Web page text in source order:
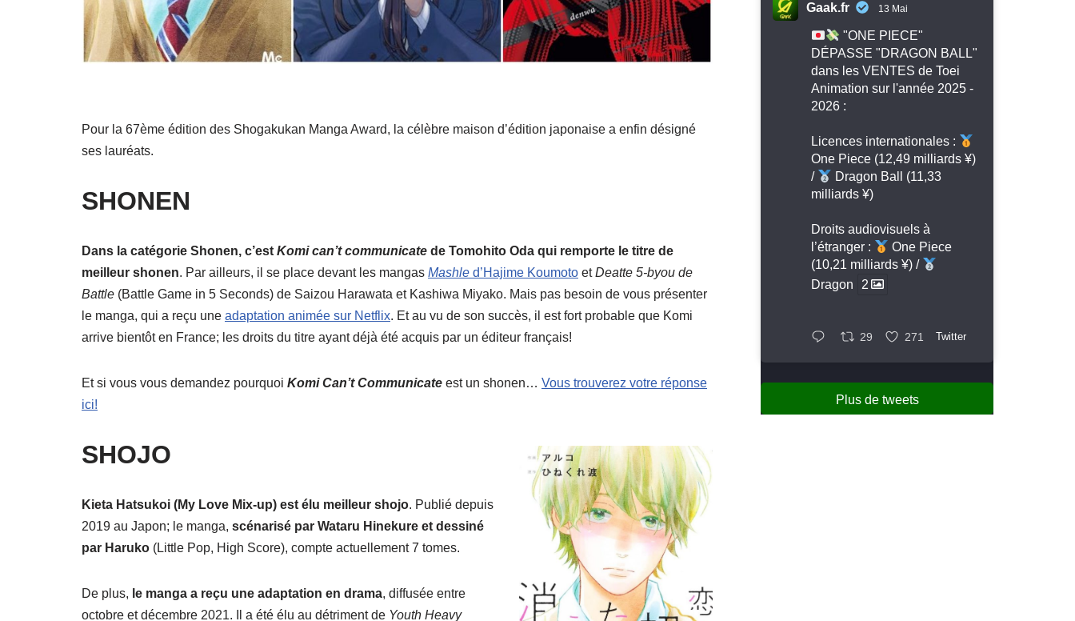
Pour la 67ème édition des Shogakukan Manga Award, la célèbre maison d’édition japonaise a enfin désigné
ses lauréats.
SHONEN
Dans la catégorie Shonen, c’est Komi can’t communicate de Tomohito Oda qui remporte le titre de
meilleur shonen. Par ailleurs, il se place devant les mangas Mashle d’Hajime Koumoto etDeatte 5-byou de
Battle (Battle Game in 5 Seconds) de Saizou Harawata et Kashiwa Miyako. Mais pas besoin de vous présenter
le manga, qui a reçu une adaptation animée sur Netflix. Et au vu de son succès, il est fort probable que Komi
arrive bientôt en France; les droits du titre ayant déjà été acquis par un éditeur français!
Et si vous vous demandez pourquoi Komi Can’t Communicate est un shonen… Vous trouverez votre réponse
ici!
SHOJO
Kieta Hatsukoi (My Love Mix-up) est élu meilleur shojo. Publié depuis
2019 au Japon; le manga, scénarisé par Wataru Hinekure et dessiné
par Haruko (Little Pop, High Score), compte actuellement 7 tomes.
De plus, le manga a reçu une adaptation en drama, diffusée entre
octobre et décembre 2021. Il a été élu au détriment de Youth Heavy
Gaak.fr 13 Mai
"ONE PIECE"
DÉPASSE "DRAGON BALL"
dans les VENTES de Toei
Animation sur l'année 2025 -
2026 :
Licences internationales :
One Piece (12,49 milliards ¥)
/
Dragon Ball (11,33
milliards ¥)
Droits audiovisuels à
l’étranger :
One Piece
(10,21 milliards ¥) /
Dragon
2
29 271 Twitter
Plus de tweets